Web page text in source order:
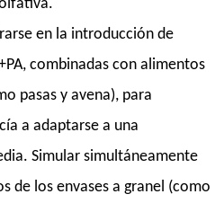
en la introducción de
combinadas con alimentos
pasas y avena), para
a adaptarse a una
Simular simultáneamente
de los envases a granel (como